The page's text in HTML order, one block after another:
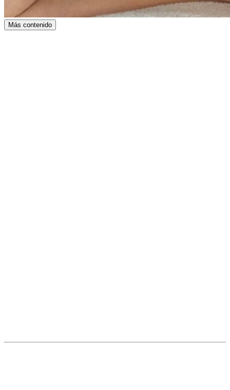
Más contenido